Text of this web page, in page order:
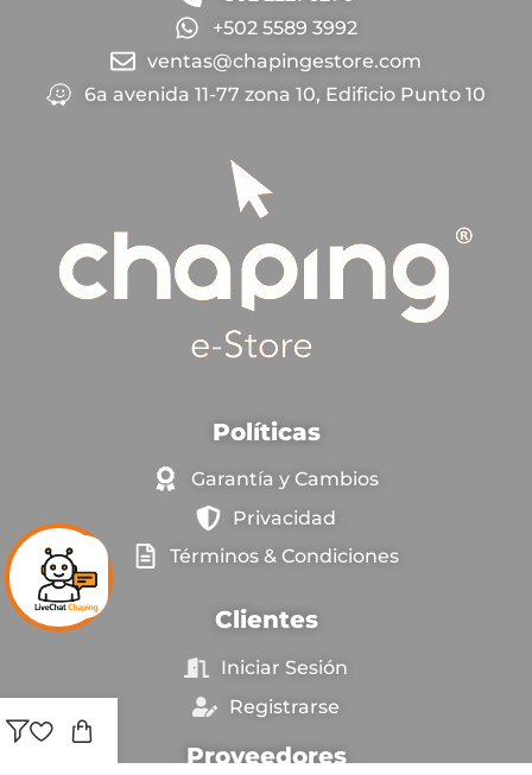
+502 5589 3992
ventas@chapingestore.com
6a avenida 11-77 zona 10, Edificio Punto 10
Políticas
Garantía y Cambios
Privacidad
Términos & Condiciones
Clientes
Iniciar Sesión
Registrarse
Proveedores